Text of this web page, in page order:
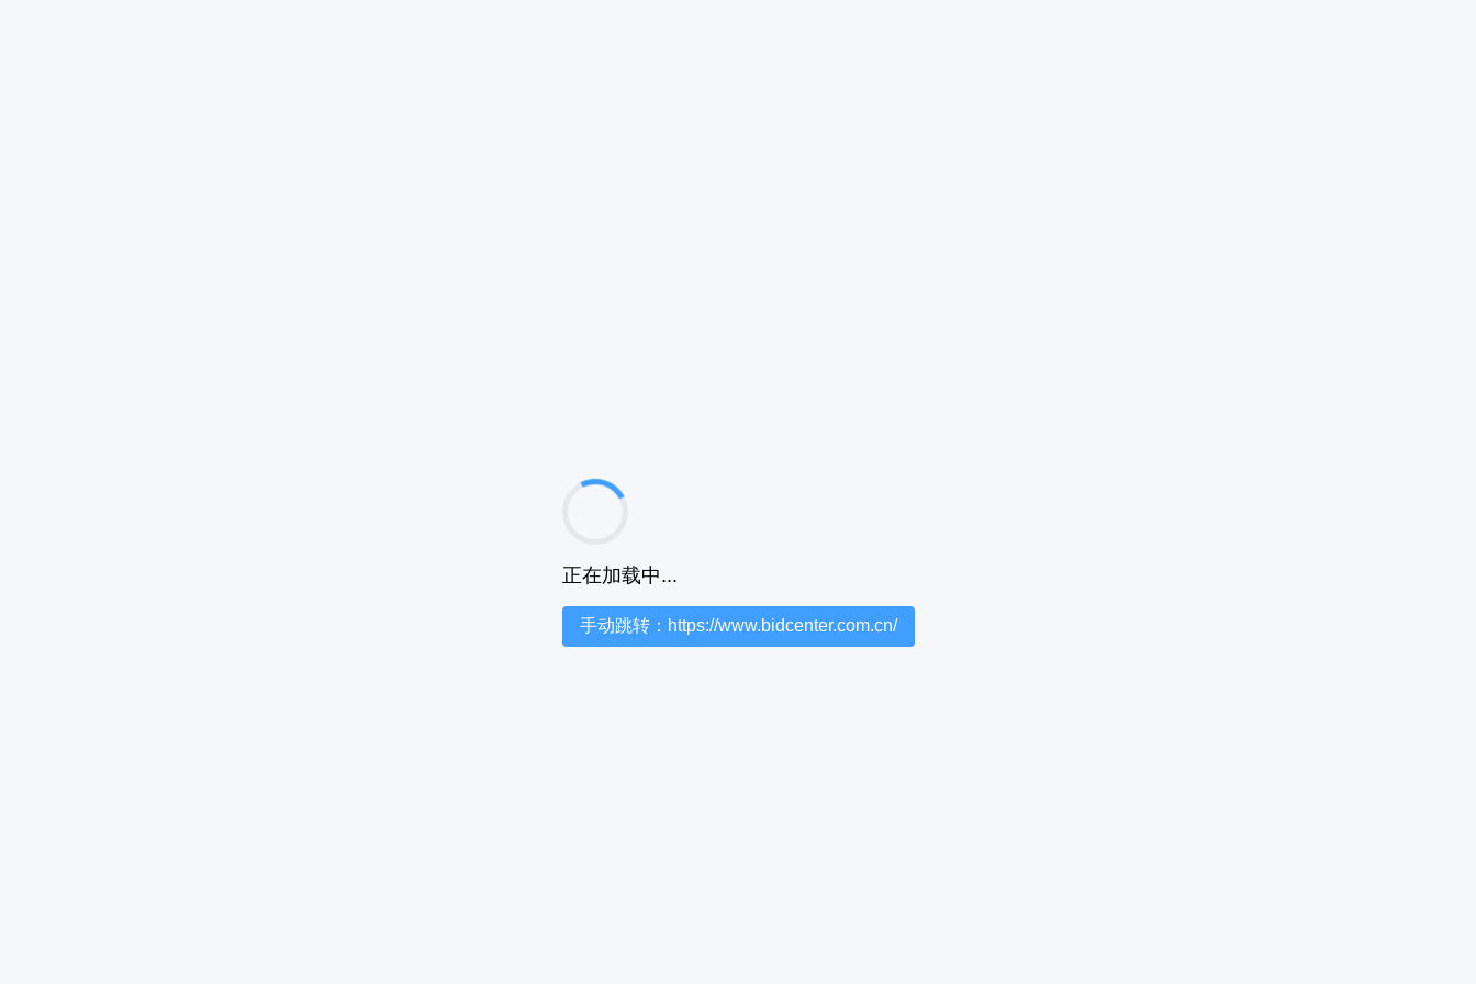
正在加载中...
手动跳转：https://www.bidcenter.com.cn/